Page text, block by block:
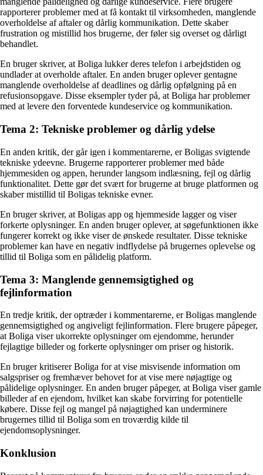
rapporterer problemer med at få kontakt til virksomheden, manglende
overholdelse af aftaler og dårlig kommunikation. Dette skaber
frustration og mistillid hos brugerne, der føler sig overset og dårligt
behandlet.
En bruger skriver, at Boliga lukker deres telefon i arbejdstiden og
undlader at overholde aftaler. En anden bruger oplever gentagne
manglende overholdelse af deadlines og dårlig opfølgning på en
refusionsopgave. Disse eksempler tyder på, at Boliga har problemer
med at levere den forventede kundeservice og kommunikation.
Tema 2: Tekniske problemer og dårlig ydelse
En anden kritik, der går igen i kommentarerne, er Boligas svigtende
tekniske ydeevne. Brugerne rapporterer problemer med både
hjemmesiden og appen, herunder langsom indlæsning, fejl og dårlig
funktionalitet. Dette gør det svært for brugerne at bruge platformen og
skaber mistillid til Boligas tekniske evner.
En bruger skriver, at Boligas app og hjemmeside lagger og viser
forkerte oplysninger. En anden bruger oplever, at søgefunktionen ikke
fungerer korrekt og ikke viser de ønskede resultater. Disse tekniske
problemer kan have en negativ indflydelse på brugernes oplevelse og
tillid til Boliga som en pålidelig platform.
Tema 3: Manglende gennemsigtighed og
fejlinformation
En tredje kritik, der optræder i kommentarerne, er Boligas manglende
gennemsigtighed og angiveligt fejlinformation. Flere brugere påpeger,
at Boliga viser ukorrekte oplysninger om ejendomme, herunder
fejlagtige billeder og forkerte oplysninger om priser og historik.
En bruger kritiserer Boliga for at vise misvisende information om
salgspriser og fremhæver behovet for at vise mere nøjagtige og
pålidelige oplysninger. En anden bruger påpeger, at Boliga viser gamle
billeder af en ejendom, hvilket kan skabe forvirring for potentielle
købere. Disse fejl og mangel på nøjagtighed kan underminere
brugernes tillid til Boliga som en troværdig kilde til
ejendomsoplysninger.
Konklusion